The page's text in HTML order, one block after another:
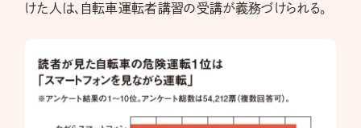
けた人は、自転車運転者講習の受講が義務づけられる。